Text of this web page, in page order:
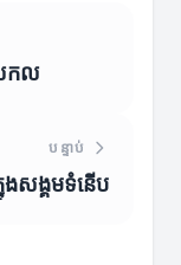
សកល
បន្ទាប់
ងសង្គមទំនើប